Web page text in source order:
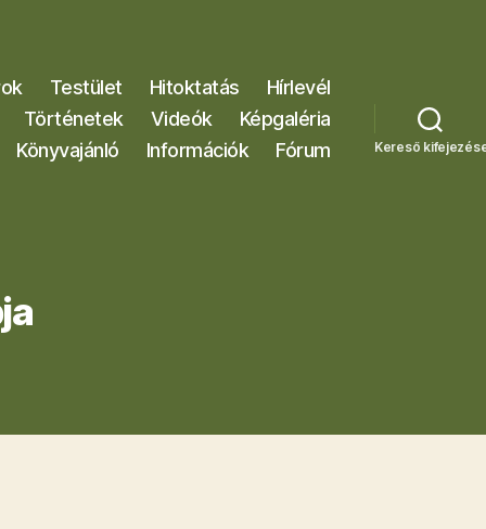
Testület Hitoktatás
Hírlevél
Történetek Videók
Képgaléria
Könyvajánló Információk Fórum Kereső